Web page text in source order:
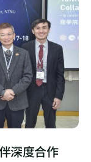
深度合作